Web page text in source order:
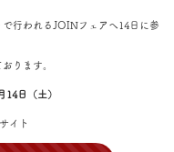
で行われるJOINフェアへ14日に参
ります。
14日（土）
イト